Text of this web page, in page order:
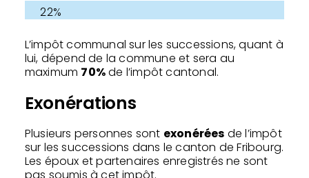
22%
L’impôt communal sur les successions, quant à
lui, dépend de la commune et sera au
maximum 70%de l’impôt cantonal.
Exonérations
Plusieurs personnes sont exonérées de l’impôt
sur les successions dans le canton de Fribourg.
Les époux et partenaires enregistrés ne sont
pas soumis à cet impôt.